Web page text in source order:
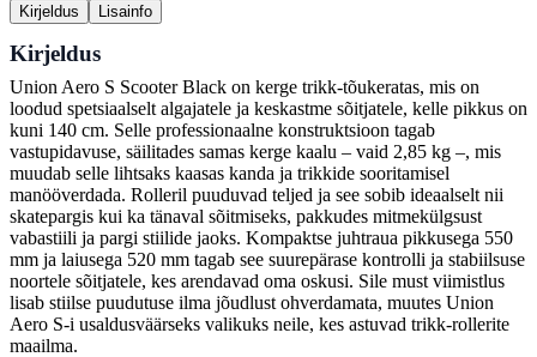
Kirjeldus Lisainfo
Kirjeldus
Union Aero S Scooter Black on kerge trikk-tõukeratas, mis on
loodud spetsiaalselt algajatele ja keskastme sõitjatele, kelle pikkus on
kuni 140 cm. Selle professionaalne konstruktsioon tagab
vastupidavuse, säilitades samas kerge kaalu – vaid 2,85 kg –, mis
muudab selle lihtsaks kaasas kanda ja trikkide sooritamisel
manööverdada. Rolleril puuduvad teljed ja see sobib ideaalselt nii
skatepargis kui ka tänaval sõitmiseks, pakkudes mitmekülgsust
vabastiili ja pargi stiilide jaoks. Kompaktse juhtraua pikkusega 550
mm ja laiusega 520 mm tagab see suurepärase kontrolli ja stabiilsuse
noortele sõitjatele, kes arendavad oma oskusi. Sile must viimistlus
lisab stiilse puudutuse ilma jõudlust ohverdamata, muutes Union
Aero S-i usaldusväärseks valikuks neile, kes astuvad trikk-rollerite
maailma.